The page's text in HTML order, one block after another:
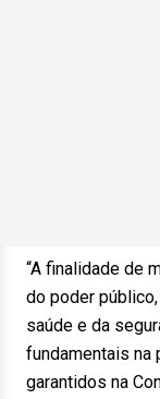
“A finalidade de
do poder
saúde e da
fundamentais
garantidos na